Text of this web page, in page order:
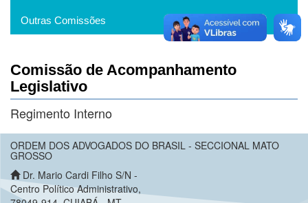
Outras Comissões
Comissão de Acompanhamento
Legislativo
Regimento Interno
ORDEM DOS ADVOGADOS DO BRASIL - SECCIONAL MATO
GROSSO
Dr. Mario Cardi Filho S/N -
Centro Político Administrativo,